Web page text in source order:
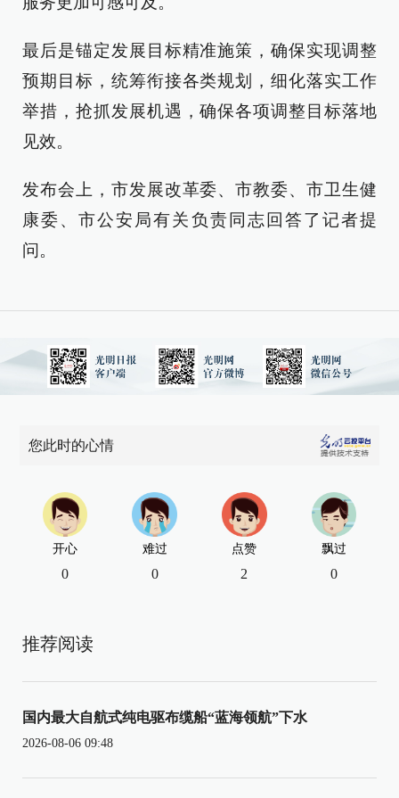
最后是锚定发展目标精准施策，确保实现调整
预期目标，统筹衔接各类规划，细化落实工作
举措，抢抓发展机遇，确保各项调整目标落地
见效。
发布会上，市发展改革委、市教委、市卫生健
康委、市公安局有关负责同志回答了记者提
问。
您此时的心情
开心
0
难过
0
点赞
2
飘过
0
推荐阅读
国内最大自航式纯电驱布缆船“蓝海领航”下水
2026-08-06 09:48